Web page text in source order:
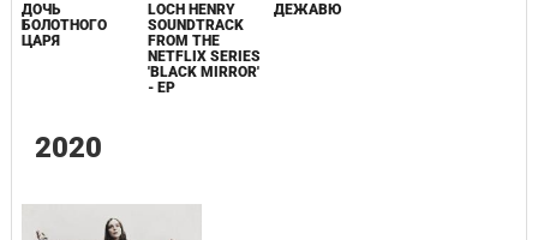
ДОЧЬ
БОЛОТНОГО
ЦАРЯ
LOCH HENRY
SOUNDTRACK
FROM THE
NETFLIX SERIES
'BLACK MIRROR'
- EP
ДЕЖАВЮ
2020